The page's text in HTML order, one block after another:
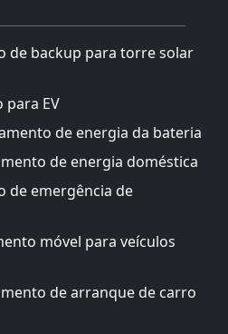
de backup para torre solar
para EV
de energia da bateria
de energia doméstica
de emergência de
móvel para veículos
de arranque de carro